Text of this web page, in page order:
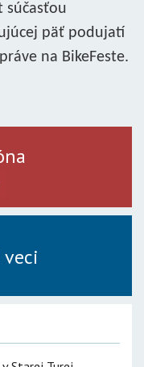
súčasťou
päť podujatí
na BikeFeste.
veci